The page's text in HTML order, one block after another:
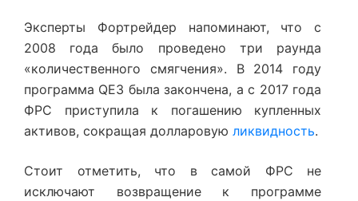
Эксперты Фортрейдер напоминают, что с
2008 года было проведено три раунда
«количественного смягчения». В 2014 году
программа QE3 была закончена, а с 2017 года
ФРС приступила к погашению купленных
активов, сокращая долларовую ликвидность.
Стоит отметить, что в самой ФРС не
исключают возвращение к программе